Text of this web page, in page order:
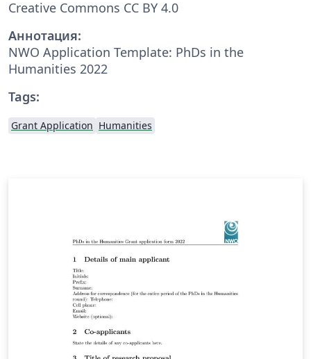
Creative Commons CC BY 4.0
Аннотация:
NWO Application Template: PhDs in the
Humanities 2022
Tags:
Grant Application Humanities